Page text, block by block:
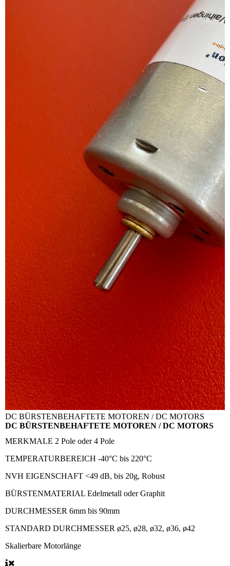
DC BÜRSTENBEHAFTETE MOTOREN / DC MOTORS
DC BÜRSTENBEHAFTETE MOTOREN / DC MOTORS
MERKMALE 2 Pole oder 4 Pole
TEMPERATURBEREICH -40°C bis 220°C
NVH EIGENSCHAFT <49 dB, bis 20g, Robust
BÜRSTENMATERIAL Edelmetall oder Graphit
DURCHMESSER 6mm bis 90mm
STANDARD DURCHMESSER ø25, ø28, ø32, ø36, ø42
Skalierbare Motorlänge